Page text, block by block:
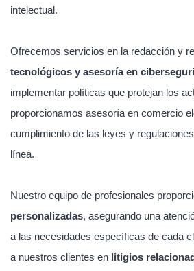
intelectual.
Ofrecemos servicios en la redacción y
tecnológicos y asesoría en
implementar políticas que protejan los
proporcionamos asesoría en comercio
cumplimiento de las leyes y
línea.
Nuestro equipo de profesionales
personalizadas, asegurando una
a las necesidades específicas de cada
a nuestros clientes en litigios